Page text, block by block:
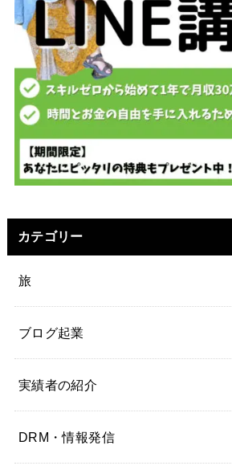
カテゴリー
旅
ブログ起業
実績者の紹介
DRM・情報発信